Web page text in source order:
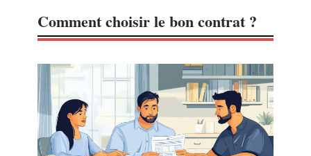
Comment choisir le bon contrat ?